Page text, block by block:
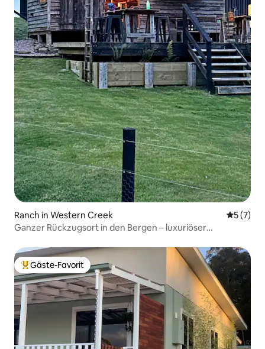
Ranch in Western Creek
5 (7)
Ganzer Rückzugsort in den Bergen – luxuriöser
Beliebter Gäste-Favorit.
Gäste-Favorit